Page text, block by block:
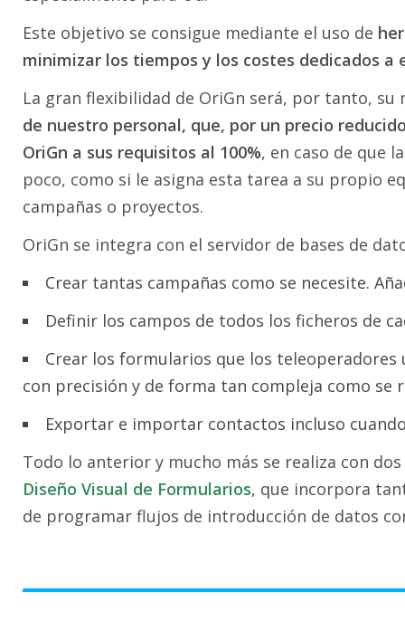
Este objetivo se consigue mediante el uso de
minimizar los tiempos y los costes dedicados a
La gran flexibilidad de OriGn será, por tanto,
de nuestro personal, que, por un precio
OriGn a sus requisitos al 100%, en caso de que
poco, como si le asigna esta tarea a su propio
campañas o proyectos.
OriGn se integra con el servidor de bases de
Crear tantas campañas como se necesite.
Definir los campos de todos los ficheros de
Crear los formularios que los
con precisión y de forma tan compleja como se
Exportar e importar contactos incluso
Todo lo anterior y mucho más se realiza con
Diseño Visual de Formularios, que incorpora
de programar flujos de introducción de datos